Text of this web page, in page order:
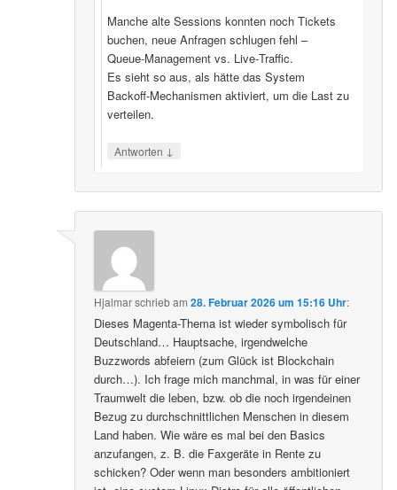
Manche alte Sessions konnten noch Tickets
buchen, neue Anfragen schlugen fehl –
Queue‑Management vs. Live‑Traffic.
Es sieht so aus, als hätte das System
Backoff‑Mechanismen aktiviert, um die Last zu
verteilen.
Antworten ↓
Hjalmarschriebam28. Februar 2026 um 15:16 Uhr:
Dieses Magenta-Thema ist wieder symbolisch für
Deutschland… Hauptsache, irgendwelche
Buzzwords abfeiern (zum Glück ist Blockchain
durch…). Ich frage mich manchmal, in was für einer
Traumwelt die leben, bzw. ob die noch irgendeinen
Bezug zu durchschnittlichen Menschen in diesem
Land haben. Wie wäre es mal bei den Basics
anzufangen, z. B. die Faxgeräte in Rente zu
schicken? Oder wenn man besonders ambitioniert